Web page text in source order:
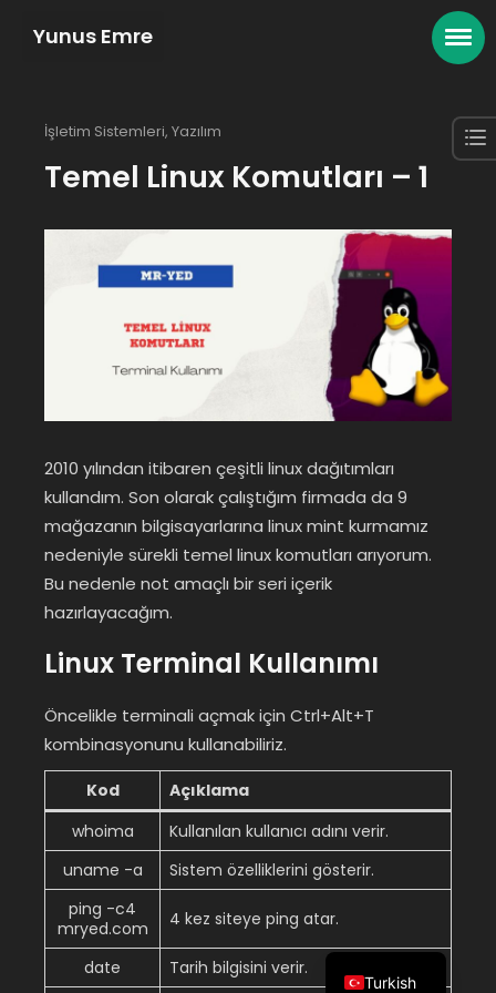
Yunus Emre
İşletim Sistemleri, Yazılım
Temel Linux Komutları – 1
2010 yılından itibaren çeşitli linux dağıtımları
kullandım. Son olarak çalıştığım firmada da 9
mağazanın bilgisayarlarına linux mint kurmamız
nedeniyle sürekli temel linux komutları arıyorum.
Bu nedenle not amaçlı bir seri içerik
hazırlayacağım.
Linux Terminal Kullanımı
Öncelikle terminali açmak için Ctrl+Alt+T
kombinasyonunu kullanabiliriz.
Kod
Açıklama
whoima
Kullanılan kullanıcı adını verir.
uname -a
Sistem özelliklerini gösterir.
ping -c4
mryed.com
4 kez siteye ping atar.
date Tarih bilgisini verir.
Turkish